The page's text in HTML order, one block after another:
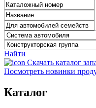
Найти
Скачать каталог
Посмотреть новинки
Каталог